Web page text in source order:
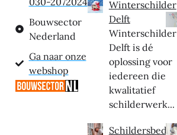
Bouwsector
Nederland
Ga naar onze
webshop
Winterschilder
Delft
Winterschilder
Delft is dé
oplossing voor
iedereen die
kwalitatief
schilderwerk...
Schildersbedrij